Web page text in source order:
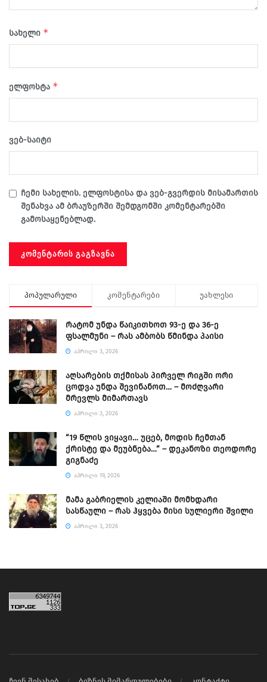
სახელი *
ელფოსტა *
ვებ-საიტი
ჩემი სახელის. ელფოსტისა და ვებ-გვერდის მისამართის
შენახვა ამ ბრაუზერში შემდგომში კომენტარებში
გამოსაყენებლად.
პოპულარული კომენტარები უახლესი
რატომ უნდა წაიკითხოთ 93-ე და 36-ე
ფსალმუნი – რას ამბობს წმინდა პაისი
ᲐᲞᲠᲘᲚᲘ 3, 2026
აღსარების თქმისას პირველ რიგში ორი
ცოდვა უნდა შევინანოთ… – მოძღვარი
მრევლს მიმართავს
ᲐᲞᲠᲘᲚᲘ 3, 2026
“19 წლის ვიყავი… უცებ, მოდის ჩემთან
ქრისტე და მეუბნება…“ – დეკანოზი თეოდორე
გიგნაძე
ᲐᲞᲠᲘᲚᲘ 19, 2026
მამა გაბრიელის კელიაში მომხდარი
სასწაული – რას ჰყვება მისი სულიერი შვილი
ᲐᲞᲠᲘᲚᲘ 3, 2026